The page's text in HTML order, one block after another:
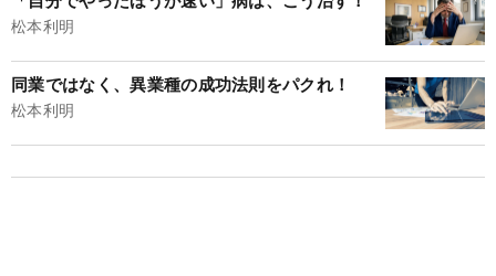
松本利明
同業ではなく、異業種の成功法則をパクれ！
松本利明